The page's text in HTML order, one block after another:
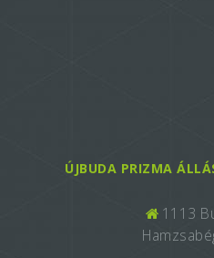
ÚJBUDA PRIZMA
1113